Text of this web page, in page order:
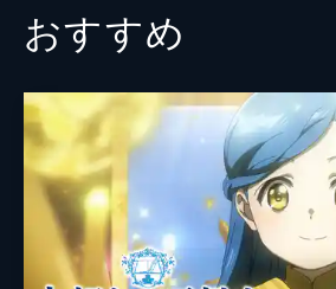
第3話 卒業そして次はどうする
学校生活を楽しむクノンとミリカの前に、凶
ライル。5日目の登校日。卒業を決める最終
試験が行われている頃、ジェニエはクノンに
重要な真実を打ち明ける決意をしていた。
24分
第4話 いざ王城へ
新たな魔術師の講師に王宮魔術師を希望する
クノン。王宮魔術師の総監・ロンディモンド
ダリオ・サンズ
レイエス・セントランス
ハンク・ビート
リーヤ・ホース
サーフ・クリケット
おすすめ